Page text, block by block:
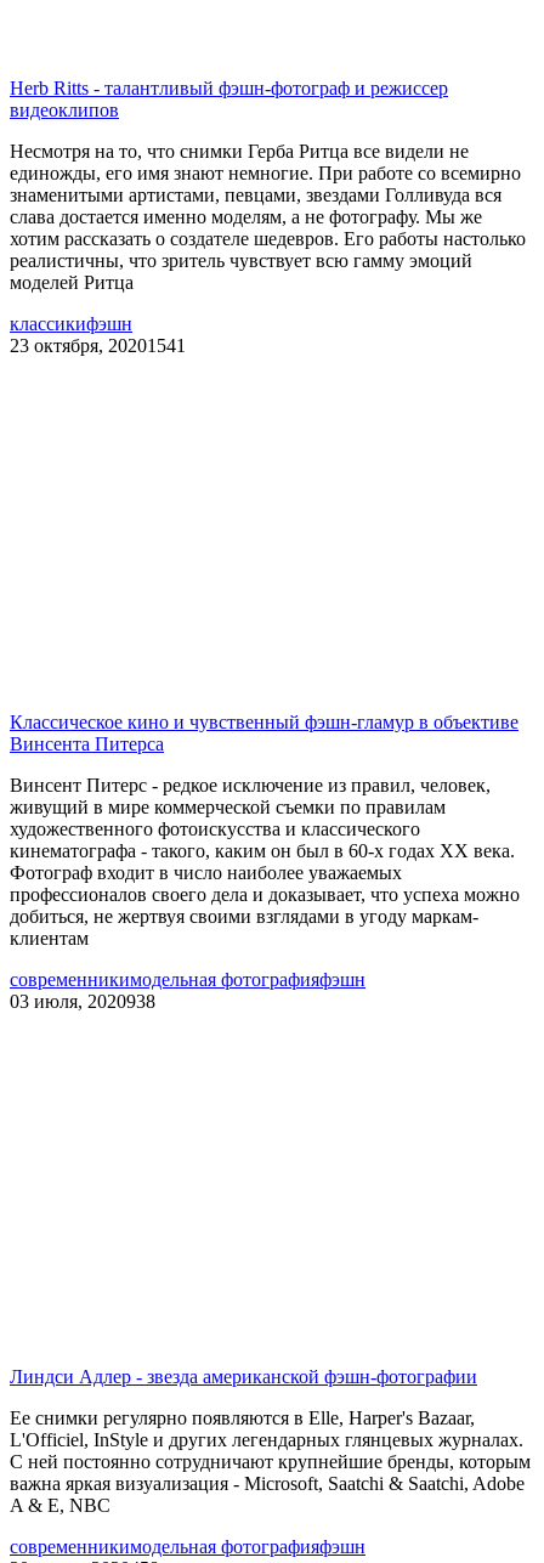
Herb Ritts - талантливый фэшн-фотограф и режиссер
видеоклипов
Несмотря на то, что снимки Герба Ритца все видели не
единожды, его имя знают немногие. При работе со всемирно
знаменитыми артистами, певцами, звездами Голливуда вся
слава достается именно моделям, а не фотографу. Мы же
хотим рассказать о создателе шедевров. Его работы настолько
реалистичны, что зритель чувствует всю гамму эмоций
моделей Ритца
классикифэшн
23 октября, 20201541
Классическое кино и чувственный фэшн-гламур в объективе
Винсента Питерса
Винсент Питерс - редкое исключение из правил, человек,
живущий в мире коммерческой съемки по правилам
художественного фотоискусства и классического
кинематографа - такого, каким он был в 60-х годах ХХ века.
Фотограф входит в число наиболее уважаемых
профессионалов своего дела и доказывает, что успеха можно
добиться, не жертвуя своими взглядами в угоду маркам-
клиентам
современникимодельная фотографияфэшн
03 июля, 2020938
Линдси Адлер - звезда американской фэшн-фотографии
Ее снимки регулярно появляются в Elle, Harper's Bazaar,
L'Officiel, InStyle и других легендарных глянцевых журналах.
С ней постоянно сотрудничают крупнейшие бренды, которым
важна яркая визуализация - Microsoft, Saatchi & Saatchi, Adobe
A & E, NBC
современникимодельная фотографияфэшн